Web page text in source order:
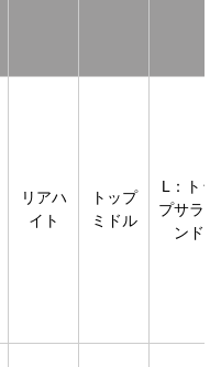
リアハ
イト
トップ
ミドル
L：トッ
プサラウ
ンド